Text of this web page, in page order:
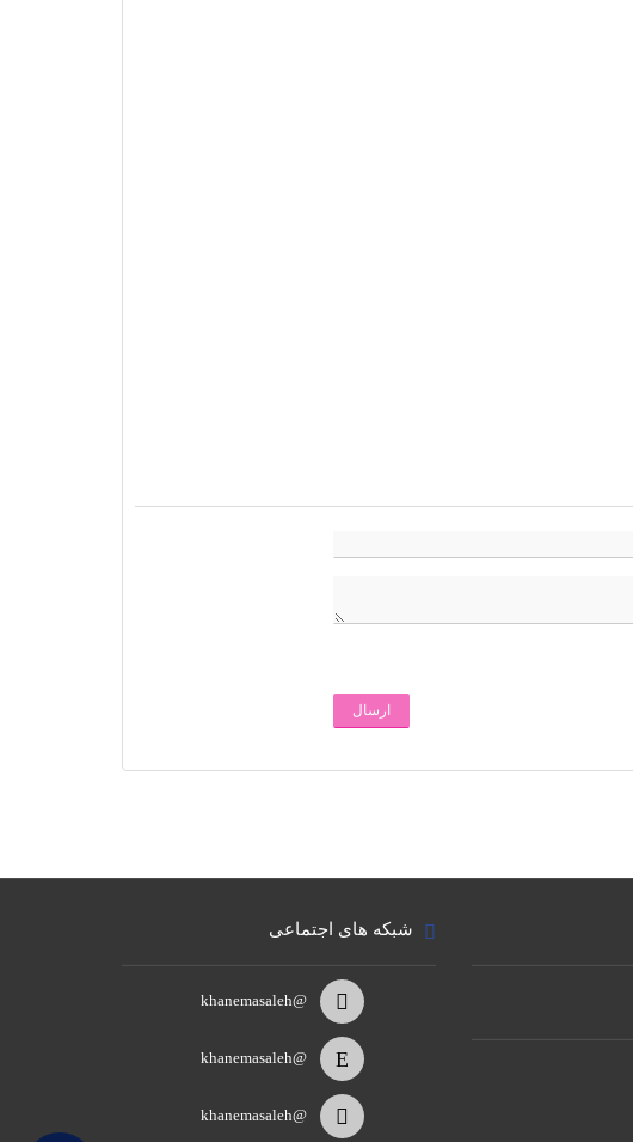
ارسال
شبکه های اجتماعی
@khanemasaleh
@khanemasaleh
@khanemasaleh